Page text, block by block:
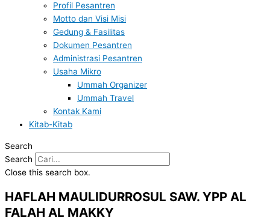
Profil Pesantren
Motto dan Visi Misi
Gedung & Fasilitas
Dokumen Pesantren
Administrasi Pesantren
Usaha Mikro
Ummah Organizer
Ummah Travel
Kontak Kami
Kitab-Kitab
Search
Search
Close this search box.
HAFLAH MAULIDURROSUL SAW. YPP AL
FALAH AL MAKKY